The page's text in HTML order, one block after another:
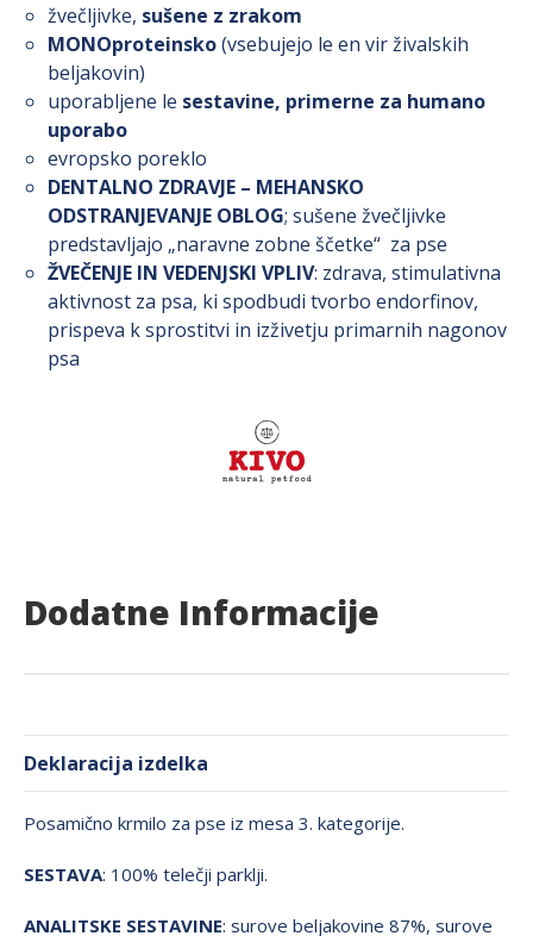
žvečljivke, sušene z zrakom
MONOproteinsko(vsebujejo le en vir živalskih
beljakovin)
uporabljene le sestavine, primerne za humano
uporabo
evropsko poreklo
DENTALNO ZDRAVJE – MEHANSKO
ODSTRANJEVANJE OBLOG; sušene žvečljivke
predstavljajo „naravne zobne ščetke“ za pse
ŽVEČENJE IN VEDENJSKI VPLIV: zdrava, stimulativna
aktivnost za psa, ki spodbudi tvorbo endorfinov,
prispeva k sprostitvi in izživetju primarnih nagonov
psa
Dodatne Informacije
Deklaracija izdelka
Posamično krmilo za pse iz mesa 3. kategorije.
SESTAVA: 100% telečji parklji.
ANALITSKE SESTAVINE: surove beljakovine 87%, surove